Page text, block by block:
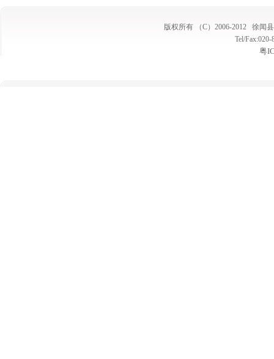
版权所有 （C）2006-2012 徐闻
Tel/
粤